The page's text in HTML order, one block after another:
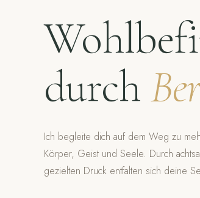
durch
Ich begleite dich auf dem Weg zu
Körper, Geist und Seele. Durch
gezielten Druck entfalten sich deine